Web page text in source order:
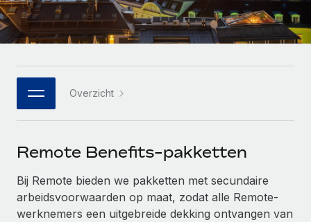
Platform
Ingebouwde essentiële HR-functies voor je team
Integraties
Vraag een expert
Krijg hulp van global HR- en juridische experts
Enterprise
Global HR voor grote bedrijven
WERK MET ONS SAMEN
Strategische technologiepartners
Een partner worden
Ontdek hoe je met ons kunt samenwerken
Binnenkort beschikbaar
Integraties en advies over AI-automatiseringen
HR-woordenlijst
Checklists en templates
Webinars
Newsroom
Inzicht in salaris en talent
Inzichtencentrum
Italiano
Português (Portugal)
日本語
한국어
Overzicht
Remote Benefits-pakketten
Bij Remote bieden we pakketten met secundaire
arbeidsvoorwaarden op maat, zodat alle Remote-
werknemers een uitgebreide dekking ontvangen van